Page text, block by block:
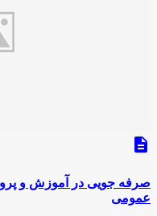
description
صرفه جویی در آموزش و
عمومی